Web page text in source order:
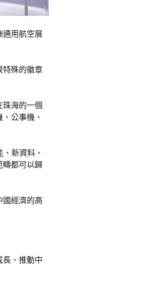
通用航空展
特殊的徽章
珠海的一個
公事機、
新資料、
疇都可以歸
國經濟的高
長、推動中